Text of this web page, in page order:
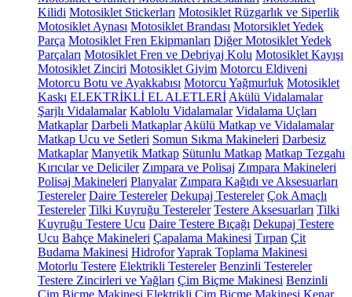
Kilidi Motosiklet Stickerları Motosiklet Rüzgarlık ve Siperlik
Motosiklet Aynası Motosiklet Brandası Motorsiklet Yedek
Parça Motosiklet Fren Ekipmanları Diğer Motosiklet Yedek
Parçaları Motosiklet Fren ve Debriyaj Kolu Motosiklet Kayışı
Motosiklet Zinciri Motosiklet Giyim Motorcu Eldiveni
Motorcu Botu ve Ayakkabısı Motorcu Yağmurluk Motosiklet
Kaskı ELEKTRİKLİ EL ALETLERİ Akülü Vidalamalar
Şarjlı Vidalamalar Kablolu Vidalamalar Vidalama Uçları
Matkaplar Darbeli Matkaplar Akülü Matkap ve Vidalamalar
Matkap Ucu ve Setleri Somun Sıkma Makineleri Darbesiz
Matkaplar Manyetik Matkap Sütunlu Matkap Matkap Tezgahı
Kırıcılar ve Deliciler Zımpara ve Polisaj Zımpara Makineleri
Polisaj Makineleri Planyalar Zımpara Kağıdı ve Aksesuarları
Testereler Daire Testereler Dekupaj Testereler Çok Amaçlı
Testereler Tilki Kuyruğu Testereler Testere Aksesuarları Tilki
Kuyruğu Testere Ucu Daire Testere Bıçağı Dekupaj Testere
Ucu Bahçe Makineleri Çapalama Makinesi Tırpan Çit
Budama Makinesi HidroforYaprak Toplama Makinesi
Motorlu Testere Elektrikli Testereler Benzinli Testereler
Testere Zincirleri ve Yağları Çim Biçme Makinesi Benzinli
Çim Biçme Makinesi Elektrikli Çim Biçme Makinesi Kenar